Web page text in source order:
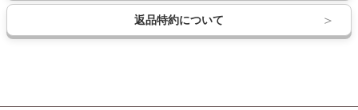
返品特約について